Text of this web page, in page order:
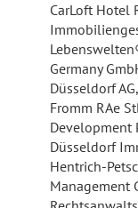
CarLoft Hotel
Germany
Düsseldorf
Fromm RAe
Development
Düsseldorf
Hentrich-
Management